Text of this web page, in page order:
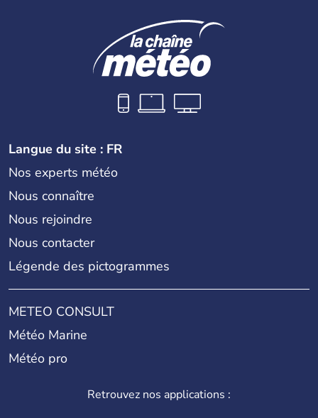
Langue du site : FR
Nos experts météo
Nous connaître
Nous rejoindre
Nous contacter
Légende des pictogrammes
METEO CONSULT
Météo Marine
Météo pro
Retrouvez nos applications :